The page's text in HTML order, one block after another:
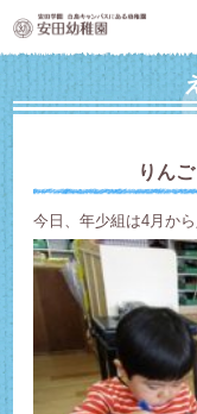
広島市中区の安田幼稚園
りん
今日、年少組は4月か